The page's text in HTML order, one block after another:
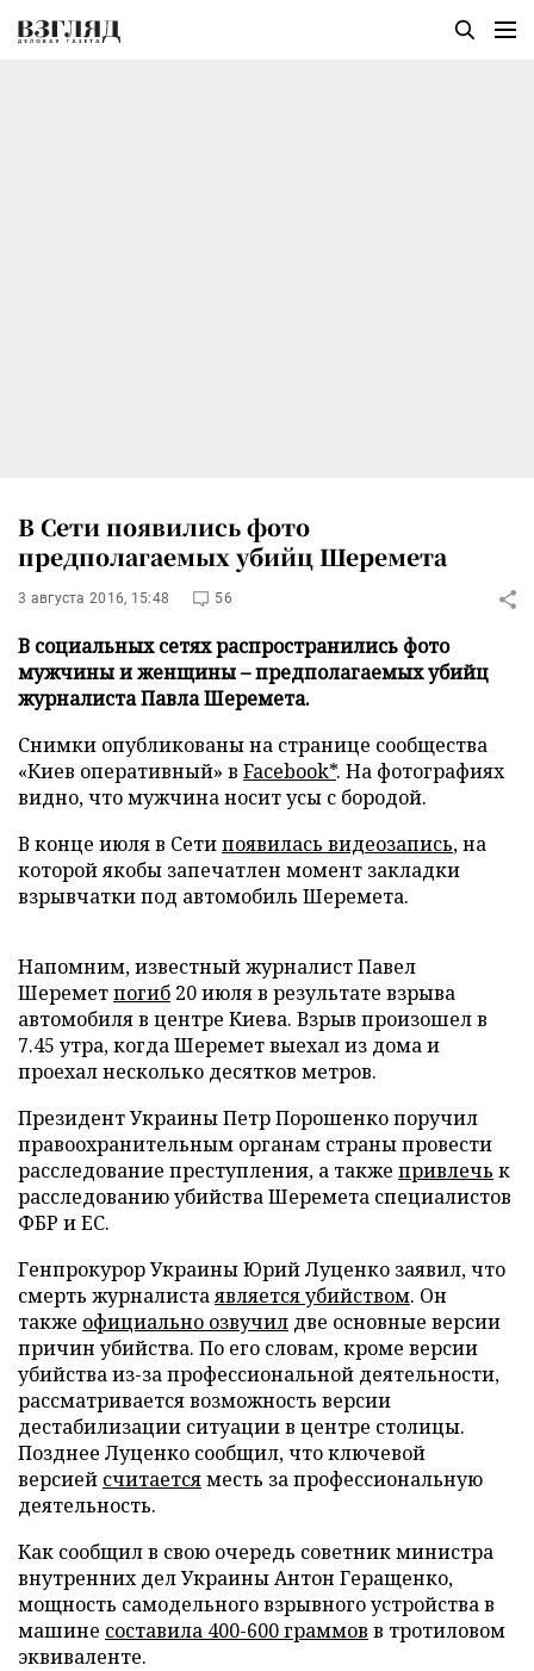
В Сети появились фото
предполагаемых убийц Шеремета
3 августа 2016, 15:48 56
В социальных сетях распространились фото
мужчины и женщины – предполагаемых убийц
журналиста Павла Шеремета.
Снимки опубликованы на странице сообщества
«Киев оперативный» в Facebook*. На фотографиях
видно, что мужчина носит усы с бородой.
В конце июля в Сетипоявилась видеозапись, на
которой якобы запечатлен момент закладки
взрывчатки под автомобиль Шеремета.
Напомним, известный журналист Павел
Шереметпогиб 20 июля в результате взрыва
автомобиля в центре Киева. Взрыв произошел в
7.45 утра, когда Шеремет выехал из дома и
проехал несколько десятков метров.
Президент Украины Петр Порошенко поручил
правоохранительным органам страны провести
расследование преступления, а также привлечь к
расследованию убийства Шеремета специалистов
ФБР и ЕС.
Генпрокурор Украины Юрий Луценко заявил, что
смерть журналистаявляется убийством. Он
также официально озвучил две основные версии
причин убийства. По его словам, кроме версии
убийства из-за профессиональной деятельности,
рассматривается возможность версии
дестабилизации ситуации в центре столицы.
Позднее Луценко сообщил, что ключевой
версией считаетсяместь за профессиональную
деятельность.
Как сообщил в свою очередь советник министра
внутренних дел Украины Антон Геращенко,
мощность самодельного взрывного устройства в
машине составила 400-600 граммов в тротиловом
эквиваленте.